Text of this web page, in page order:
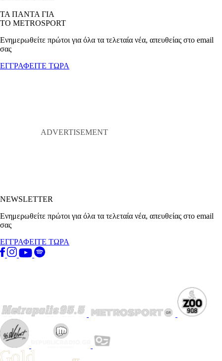
ΤΑ ΠΑΝΤΑ ΓΙΑ
ΤΟ METROSPORT
Ενημερωθείτε πρώτοι για όλα τα τελεταία νέα, απευθείας στο email
σας
ΕΓΓΡΑΦΕΙΤΕ ΤΩΡΑ
NEWSLETTER
Ενημερωθείτε πρώτοι για όλα τα τελεταία νέα, απευθείας στο email
σας
ΕΓΓΡΑΦΕΙΤΕ ΤΩΡΑ